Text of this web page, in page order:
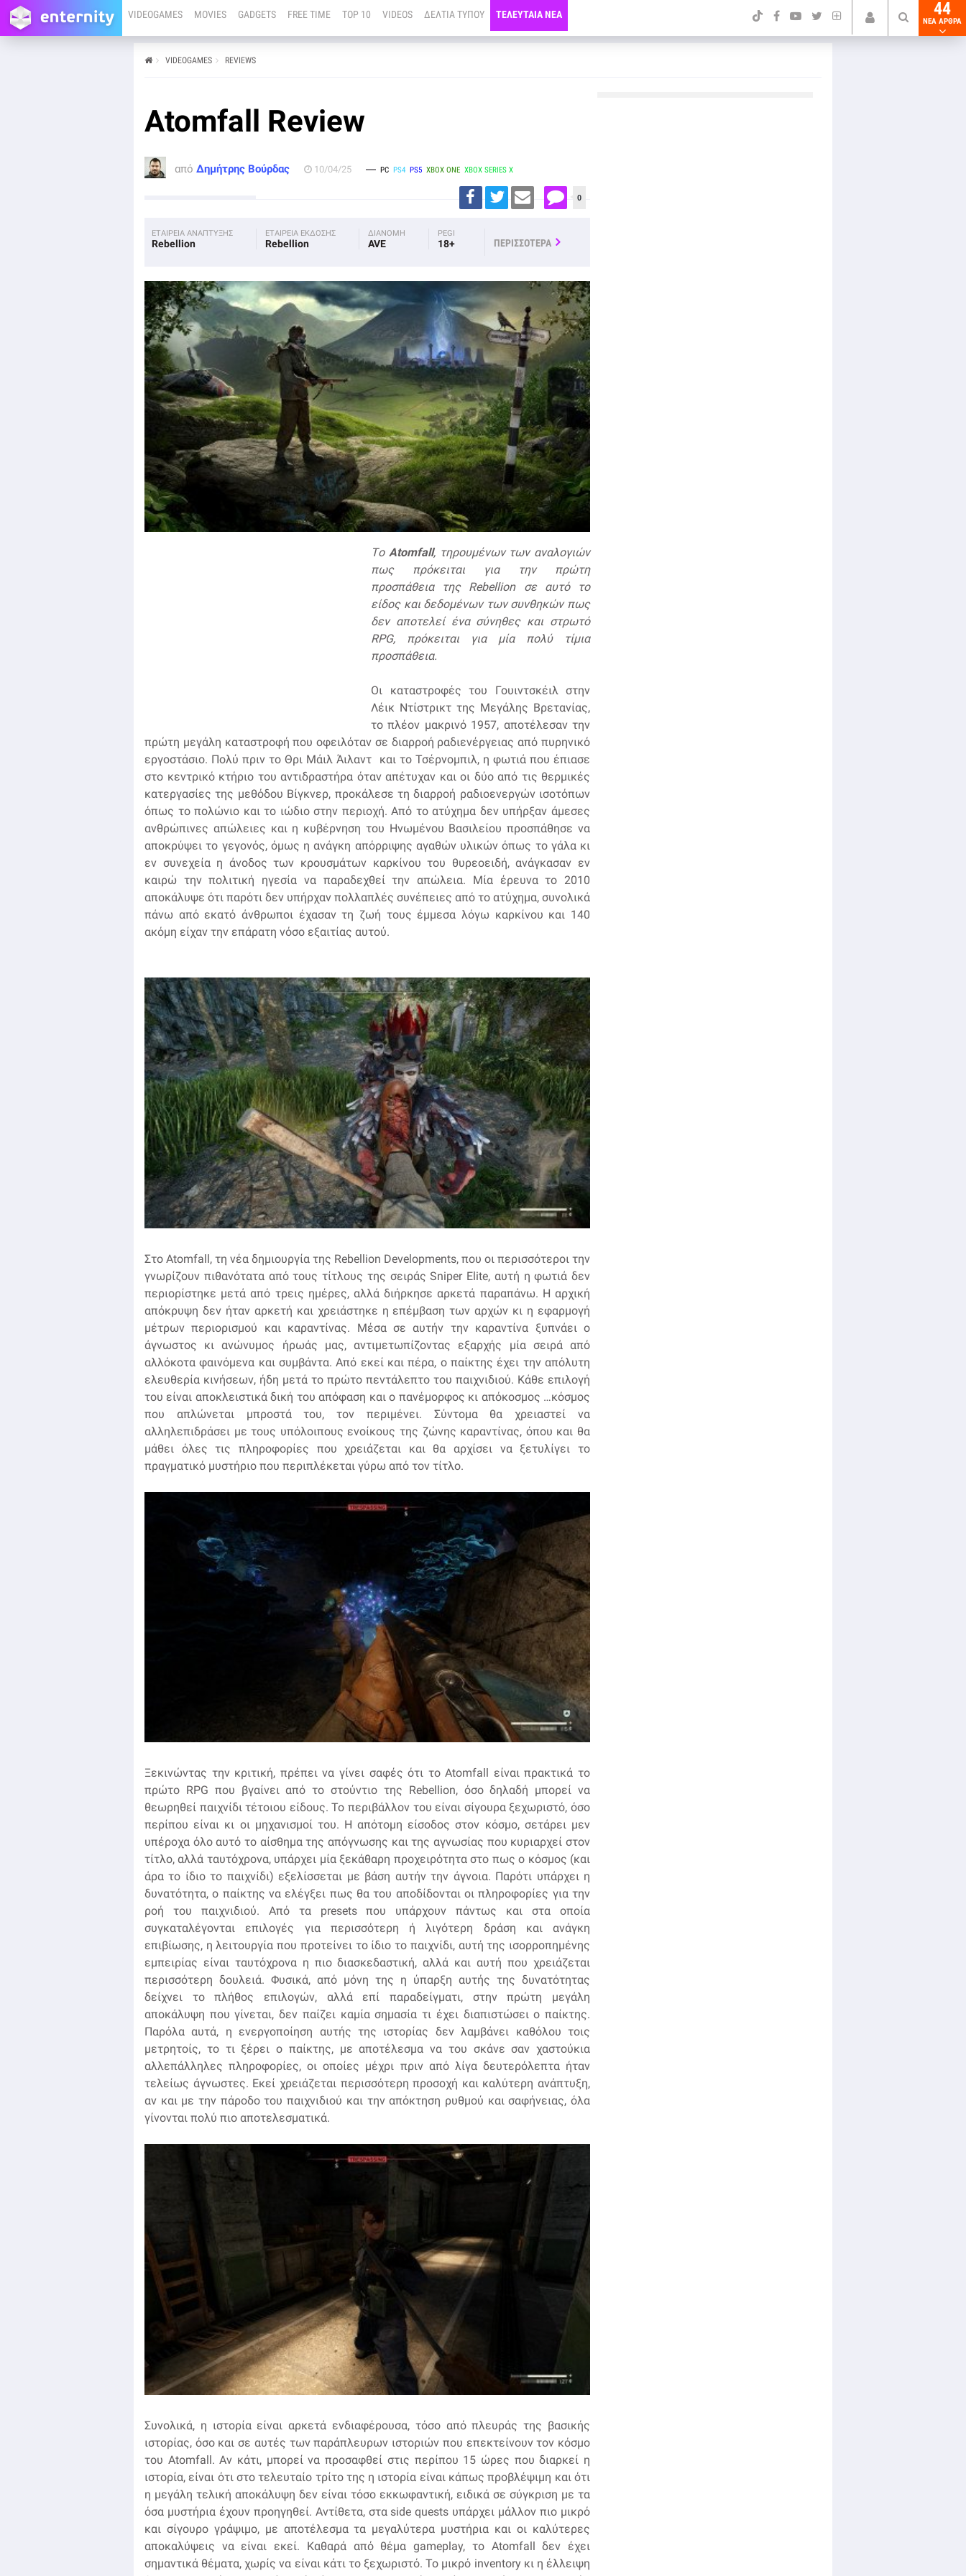
VIDEOGAMES MOVIES GADGETS FREE TIME TOP 10 VIDEOS ΔΕΛΤΙΑ ΤΥΠΟΥ ΤΕΛΕΥΤΑΙΑ ΝΕΑ 44
NEA ΑΡΘΡΑ
VIDEOGAMES REVIEWS
Atomfall Review
από Δημήτρης Βούρδας 10/04/25 PC PS4 PS5 XBOX ONE XBOX SERIES X
0
ΕΤΑΙΡΕΙΑ ΑΝΑΠΤΥΞΗΣ
Rebellion
ΕΤΑΙΡΕΙΑ ΕΚΔΟΣΗΣ
Rebellion
ΔΙΑΝΟΜΗ
AVE
PEGI
18+ ΠΕΡΙΣΣΟΤΕΡΑ
Tο Atomfall, τηρουμένων των αναλογιών
πως πρόκειται για την πρώτη
προσπάθεια της Rebellion σε αυτό το
είδος και δεδομένων των συνθηκών πως
δεν αποτελεί ένα σύνηθες και στρωτό
RPG, πρόκειται για μία πολύ τίμια
προσπάθεια.
Οι καταστροφές του Γουιντσκέιλ στην
Λέικ Ντίστρικτ της Μεγάλης Βρετανίας,
το πλέον μακρινό 1957, αποτέλεσαν την
πρώτη μεγάλη καταστροφή που οφειλόταν σε διαρροή ραδιενέργειας από πυρηνικό
εργοστάσιο. Πολύ πριν το Θρι Μάιλ Άιλαντ και το Τσέρνομπιλ, η φωτιά που έπιασε
στο κεντρικό κτήριο του αντιδραστήρα όταν απέτυχαν και οι δύο από τις θερμικές
κατεργασίες της μεθόδου Βίγκνερ, προκάλεσε τη διαρροή ραδιοενεργών ισοτόπων
όπως το πολώνιο και το ιώδιο στην περιοχή. Από το ατύχημα δεν υπήρξαν άμεσες
ανθρώπινες απώλειες και η κυβέρνηση του Ηνωμένου Βασιλείου προσπάθησε να
αποκρύψει το γεγονός, όμως η ανάγκη απόρριψης αγαθών υλικών όπως το γάλα κι
εν συνεχεία η άνοδος των κρουσμάτων καρκίνου του θυρεοειδή, ανάγκασαν εν
καιρώ την πολιτική ηγεσία να παραδεχθεί την απώλεια. Μία έρευνα το 2010
αποκάλυψε ότι παρότι δεν υπήρχαν πολλαπλές συνέπειες από το ατύχημα, συνολικά
πάνω από εκατό άνθρωποι έχασαν τη ζωή τους έμμεσα λόγω καρκίνου και 140
ακόμη είχαν την επάρατη νόσο εξαιτίας αυτού.
Στο Atomfall, τη νέα δημιουργία της Rebellion Developments, που οι περισσότεροι την
γνωρίζουν πιθανότατα από τους τίτλους της σειράς Sniper Elite, αυτή η φωτιά δεν
περιορίστηκε μετά από τρεις ημέρες, αλλά διήρκησε αρκετά παραπάνω. Η αρχική
απόκρυψη δεν ήταν αρκετή και χρειάστηκε η επέμβαση των αρχών κι η εφαρμογή
μέτρων περιορισμού και καραντίνας. Μέσα σε αυτήν την καραντίνα ξυπνάει ο
άγνωστος κι ανώνυμος ήρωάς μας, αντιμετωπίζοντας εξαρχής μία σειρά από
αλλόκοτα φαινόμενα και συμβάντα. Από εκεί και πέρα, ο παίκτης έχει την απόλυτη
ελευθερία κινήσεων, ήδη μετά το πρώτο πεντάλεπτο του παιχνιδιού. Κάθε επιλογή
του είναι αποκλειστικά δική του απόφαση και ο πανέμορφος κι απόκοσμος …κόσμος
που απλώνεται μπροστά του, τον περιμένει. Σύντομα θα χρειαστεί να
αλληλεπιδράσει με τους υπόλοιπους ενοίκους της ζώνης καραντίνας, όπου και θα
μάθει όλες τις πληροφορίες που χρειάζεται και θα αρχίσει να ξετυλίγει το
πραγματικό μυστήριο που περιπλέκεται γύρω από τον τίτλο.
Ξεκινώντας την κριτική, πρέπει να γίνει σαφές ότι το Atomfall είναι πρακτικά το
πρώτο RPG που βγαίνει από το στούντιο της Rebellion, όσο δηλαδή μπορεί να
θεωρηθεί παιχνίδι τέτοιου είδους. Το περιβάλλον του είναι σίγουρα ξεχωριστό, όσο
περίπου είναι κι οι μηχανισμοί του. Η απότομη είσοδος στον κόσμο, σετάρει μεν
υπέροχα όλο αυτό το αίσθημα της απόγνωσης και της αγνωσίας που κυριαρχεί στον
τίτλο, αλλά ταυτόχρονα, υπάρχει μία ξεκάθαρη προχειρότητα στο πως ο κόσμος (και
άρα το ίδιο το παιχνίδι) εξελίσσεται με βάση αυτήν την άγνοια. Παρότι υπάρχει η
δυνατότητα, ο παίκτης να ελέγξει πως θα του αποδίδονται οι πληροφορίες για την
ροή του παιχνιδιού. Από τα presets που υπάρχουν πάντως και στα οποία
συγκαταλέγονται επιλογές για περισσότερη ή λιγότερη δράση και ανάγκη
επιβίωσης, η λειτουργία που προτείνει το ίδιο το παιχνίδι, αυτή της ισορροπημένης
εμπειρίας είναι ταυτόχρονα η πιο διασκεδαστική, αλλά και αυτή που χρειάζεται
περισσότερη δουλειά. Φυσικά, από μόνη της η ύπαρξη αυτής της δυνατότητας
δείχνει το πλήθος επιλογών, αλλά επί παραδείγματι, στην πρώτη μεγάλη
αποκάλυψη που γίνεται, δεν παίζει καμία σημασία τι έχει διαπιστώσει ο παίκτης.
Παρόλα αυτά, η ενεργοποίηση αυτής της ιστορίας δεν λαμβάνει καθόλου τοις
μετρητοίς, το τι ξέρει ο παίκτης, με αποτέλεσμα να του σκάνε σαν χαστούκια
αλλεπάλληλες πληροφορίες, οι οποίες μέχρι πριν από λίγα δευτερόλεπτα ήταν
τελείως άγνωστες. Εκεί χρειάζεται περισσότερη προσοχή και καλύτερη ανάπτυξη,
αν και με την πάροδο του παιχνιδιού και την απόκτηση ρυθμού και σαφήνειας, όλα
γίνονται πολύ πιο αποτελεσματικά.
Συνολικά, η ιστορία είναι αρκετά ενδιαφέρουσα, τόσο από πλευράς της βασικής
ιστορίας, όσο και σε αυτές των παράπλευρων ιστοριών που επεκτείνουν τον κόσμο
του Atomfall. Αν κάτι, μπορεί να προσαφθεί στις περίπου 15 ώρες που διαρκεί η
ιστορία, είναι ότι στο τελευταίο τρίτο της η ιστορία είναι κάπως προβλέψιμη και ότι
η μεγάλη τελική αποκάλυψη δεν είναι τόσο εκκωφαντική, ειδικά σε σύγκριση με τα
όσα μυστήρια έχουν προηγηθεί. Αντίθετα, στα side quests υπάρχει μάλλον πιο μικρό
και σίγουρο γράψιμο, με αποτέλεσμα τα μεγαλύτερα μυστήρια και οι καλύτερες
αποκαλύψεις να είναι εκεί. Καθαρά από θέμα gameplay, το Atomfall δεν έχει
σημαντικά θέματα, χωρίς να είναι κάτι το ξεχωριστό. Το μικρό inventory κι η έλλειψη
Δημήτρης Βούρδας
Tο Atomfall, τηρουμένων των αναλογιών πως
πρόκειται για την πρώτη προσπάθεια της Rebellion σε